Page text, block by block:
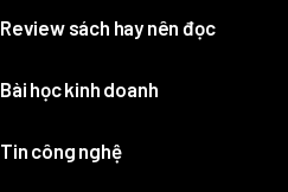
Review sách hay nên đọc
Bài học kinh doanh
Tin công nghệ